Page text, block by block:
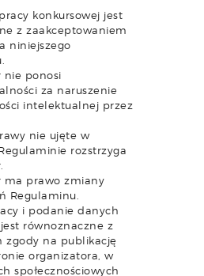
konkursowej jest
z zaakceptowaniem
niniejszego
nie ponosi
za naruszenie
intelektualnej przez
nie ujęte w
rozstrzyga
ma prawo zmiany
Regulaminu.
i podanie danych
równoznaczne z
zgody na publikację
organizatora, w
społecznościowych